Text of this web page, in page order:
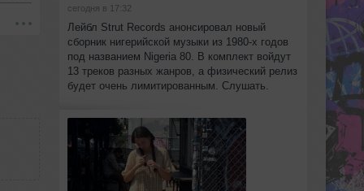
сегодня в 17:32
Лейбл Strut Records анонсировал новый
сборник нигерийской музыки из 1980-х годов
под названием Nigeria 80. В комплект войдут
13 треков разных жанров, а физический релиз
будет очень лимитированным. Слушать.